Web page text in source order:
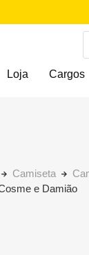
Loja Cargos
Camiseta
e Damião